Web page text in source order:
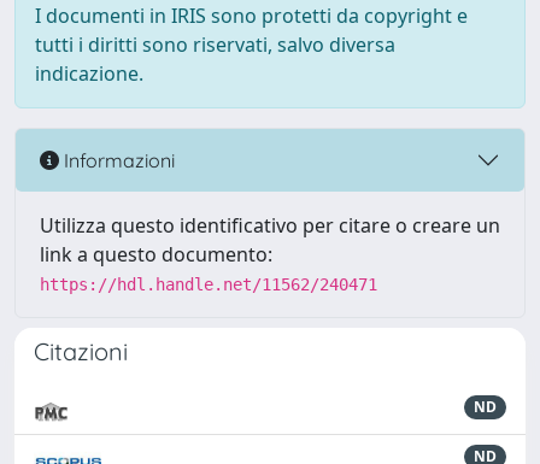
I documenti in IRIS sono protetti da copyright e
tutti i diritti sono riservati, salvo diversa
indicazione.
Informazioni
Utilizza questo identificativo per citare o creare un
link a questo documento:
https://hdl.handle.net/11562/240471
Citazioni
ND
ND